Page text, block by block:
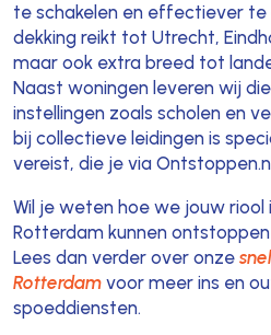
te schakelen en effectiever
dekking reikt tot Utrecht,
maar ook extra breed tot
Naast woningen leveren wij
instellingen zoals scholen en
bij collectieve leidingen is
vereist, die je via
Wil je weten hoe we jouw riool
Rotterdam kunnen
Lees dan verder over onze
Rotterdamvoor meer ins en
spoeddiensten.